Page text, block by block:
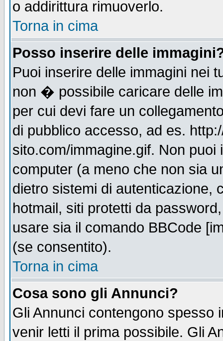
o addirittura rimuoverlo.
Torna in cima
Posso inserire delle
Puoi inserire delle immagini nei
non � possibile caricare delle
per cui devi fare un
di pubblico accesso, ad es.
sito.com/immagine.gif. Non
computer (a meno che non sia
dietro sistemi di autenticazione,
hotmail, siti protetti da
usare sia il comando BBCode
(se consentito).
Torna in cima
Cosa sono gli Annunci?
Gli Annunci contengono spesso
venir letti il prima possibile. Gli